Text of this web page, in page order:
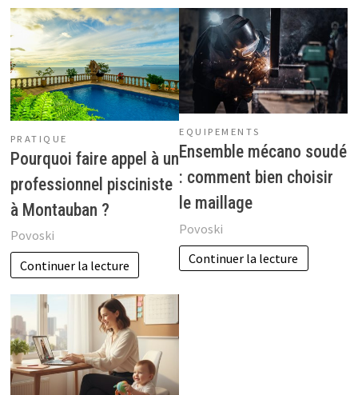
PRATIQUE
Pourquoi faire appel à un
professionnel pisciniste
à Montauban ?
Povoski
Continuer la lecture
EQUIPEMENTS
Ensemble mécano soudé
: comment bien choisir
le maillage
Povoski
Continuer la lecture